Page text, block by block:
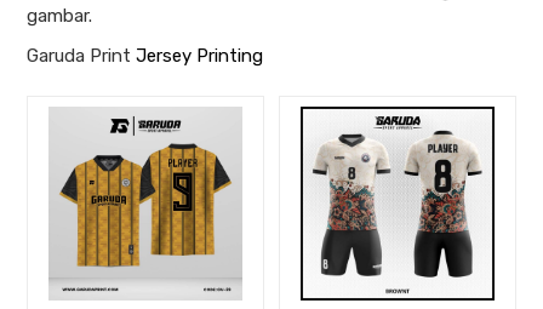
gambar.
Garuda Print Jersey Printing